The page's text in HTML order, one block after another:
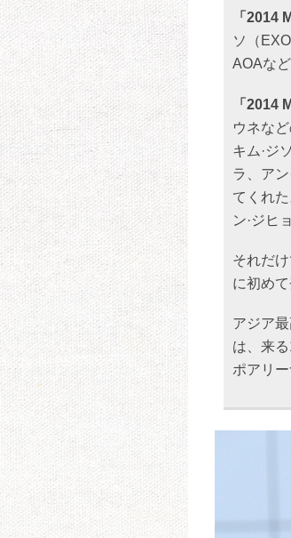
「2014
ソ（
AOAな
「2014
ウネな
キム·ジ
ラ、ア
てくれ
ン·ジヒ
それだ
に初めて
アジア
は、来
ポアリ